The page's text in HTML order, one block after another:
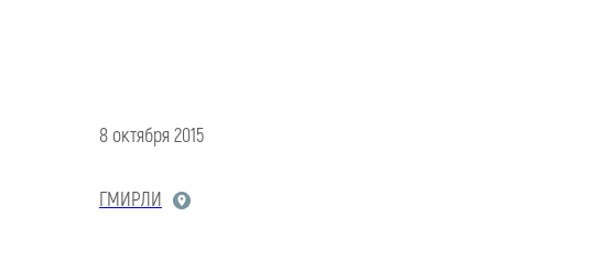
8 октября 2015
ГМИРЛИ